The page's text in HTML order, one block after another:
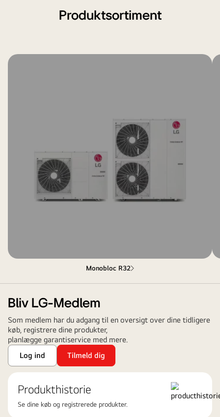
Produktsortiment
Monobloc R32
Bliv LG-Medlem
Som medlem har du adgang til en oversigt over dine tidligere
køb, registrere dine produkter,
planlægge garantiservice med mere.
Log ind
Tilmeld dig
Produkthistorie
Se dine køb og registrerede produkter.